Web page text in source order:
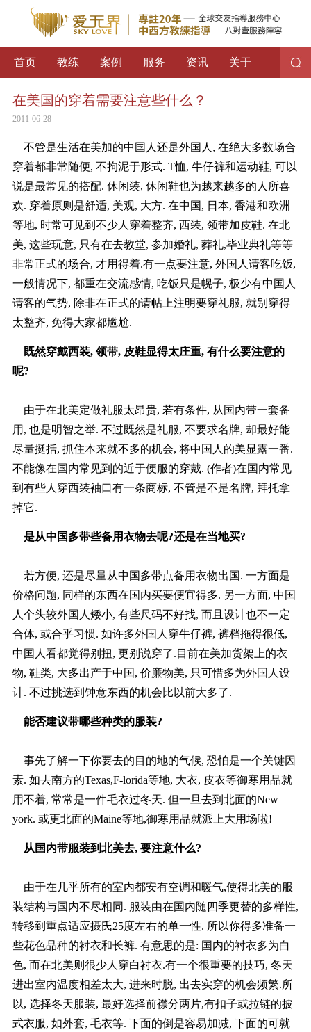
首页 教练 案例 服务 资讯 关于
在美国的穿着需要注意些什么？
2011-06-28
不管是生活在美加的中国人还是外国人, 在绝大多数场合
穿着都非常随便, 不拘泥于形式. T恤, 牛仔裤和运动鞋, 可以
说是最常见的搭配. 休闲装, 休闲鞋也为越来越多的人所喜
欢. 穿着原则是舒适, 美观, 大方. 在中国, 日本, 香港和欧洲
等地, 时常可见到不少人穿着整齐, 西装, 领带加皮鞋. 在北
美, 这些玩意, 只有在去教堂, 参加婚礼, 葬礼,毕业典礼等等
非常正式的场合, 才用得着.有一点要注意, 外国人请客吃饭,
一般情况下, 都重在交流感情, 吃饭只是幌子, 极少有中国人
请客的气势, 除非在正式的请帖上注明要穿礼服, 就别穿得
太整齐, 免得大家都尴尬.
既然穿戴西装, 领带, 皮鞋显得太庄重, 有什么要注意的
呢?
由于在北美定做礼服太昂贵, 若有条件, 从国内带一套备
用, 也是明智之举. 不过既然是礼服, 不要求名牌, 却最好能
尽量挺括, 抓住本来就不多的机会, 将中国人的美显露一番.
不能像在国内常见到的近于便服的穿戴. (作者)在国内常见
到有些人穿西装袖口有一条商标, 不管是不是名牌, 拜托拿
掉它.
是从中国多带些备用衣物去呢?还是在当地买?
若方便, 还是尽量从中国多带点备用衣物出国. 一方面是
价格问题, 同样的东西在国内买要便宜得多. 另一方面, 中国
人个头较外国人矮小, 有些尺码不好找, 而且设计也不一定
合体, 或合乎习惯. 如许多外国人穿牛仔裤, 裤档拖得很低,
中国人看都觉得别扭, 更别说穿了.目前在美加货架上的衣
物, 鞋类, 大多出产于中国, 价廉物美, 只可惜多为外国人设
计. 不过挑选到钟意东西的机会比以前大多了.
能否建议带哪些种类的服装?
事先了解一下你要去的目的地的气候, 恐怕是一个关键因
素. 如去南方的Texas,F-lorida等地, 大衣, 皮衣等御寒用品就
用不着, 常常是一件毛衣过冬天. 但一旦去到北面的New
york. 或更北面的Maine等地,御寒用品就派上大用场啦!
从国内带服装到北美去, 要注意什么?
由于在几乎所有的室内都安有空调和暖气,使得北美的服
装结构与国内不尽相同. 服装由在国内随四季更替的多样性,
转移到重点适应摄氏25度左右的单一性. 所以你得多准备一
些花色品种的衬衣和长裤. 有意思的是: 国内的衬衣多为白
色, 而在北美则很少人穿白衬衣.有一个很重要的技巧, 冬天
进出室内温度相差太大, 进来时脱, 出去实穿的机会频繁.所
以, 选择冬天服装, 最好选择前襟分两片,有扣子或拉链的披
式衣服, 如外套, 毛衣等. 下面的倒是容易加减, 下面的可就